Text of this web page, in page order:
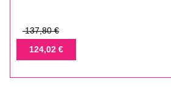
Prix
base
137,80 €
Prix124,02 €